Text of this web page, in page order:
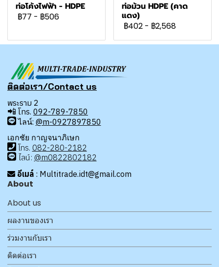
ท่อโค้งไฟฟ้า - HDPE
฿77 - ฿506
ท่อม้วน HDPE (คาด
แดง)
฿402 - ฿2,568
ติดต่อเรา/Contact us
พระราม 2
📲 โทร. 092-789-7850
ไลน์: @m-0927897850
เอกชัย กาญจนาภิเษก
โทร. 082-280-2182
ไลน์: @m0822802182
อีเมล์ : Multitrade.idt@gmail.com
About
About us
ผลงานของเรา
ร่วมงานกับเรา
ติดต่อเรา